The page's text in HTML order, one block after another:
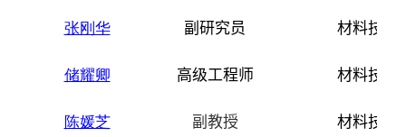
张刚华 副研究员 材料技术
储耀卿 高级工程师 材料技术
陈媛芝 副教授 材料技术